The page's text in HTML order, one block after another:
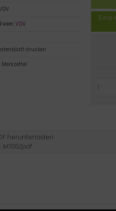
Eine
von: VDV
drucken
herunterladen
M7052pdf